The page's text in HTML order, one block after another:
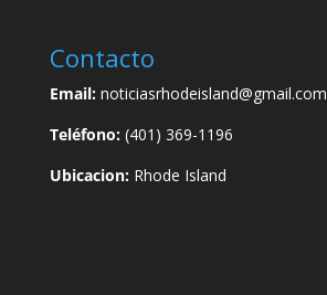
Contacto
Email:noticiasrhodeisland@gmail.com
Teléfono:(401) 369-1196
Ubicacion:Rhode Island